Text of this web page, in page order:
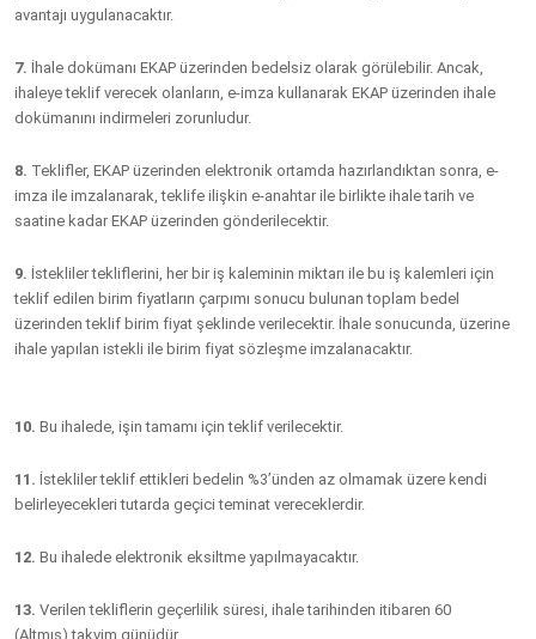
avantajı uygulanacaktır.
7. İhale dokümanı EKAP üzerinden bedelsiz olarak görülebilir. Ancak,
ihaleye teklif verecek olanların, e-imza kullanarak EKAP üzerinden ihale
dokümanını indirmeleri zorunludur.
8. Teklifler, EKAP üzerinden elektronik ortamda hazırlandıktan sonra, e-
imza ile imzalanarak, teklife ilişkin e-anahtar ile birlikte ihale tarih ve
saatine kadar EKAP üzerinden gönderilecektir.
9. İstekliler tekliflerini, her bir iş kaleminin miktarı ile bu iş kalemleri için
teklif edilen birim fiyatların çarpımı sonucu bulunan toplam bedel
üzerinden teklif birim fiyat şeklinde verilecektir. İhale sonucunda, üzerine
ihale yapılan istekli ile birim fiyat sözleşme imzalanacaktır.
10. Bu ihalede, işin tamamı için teklif verilecektir.
11. İstekliler teklif ettikleri bedelin %3’ünden az olmamak üzere kendi
belirleyecekleri tutarda geçici teminat vereceklerdir.
12. Bu ihalede elektronik eksiltme yapılmayacaktır.
13. Verilen tekliflerin geçerlilik süresi, ihale tarihinden itibaren 60
(Altmış) takvim günüdür.